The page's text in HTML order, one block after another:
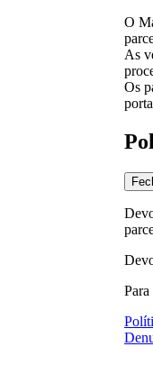
O
As
Os